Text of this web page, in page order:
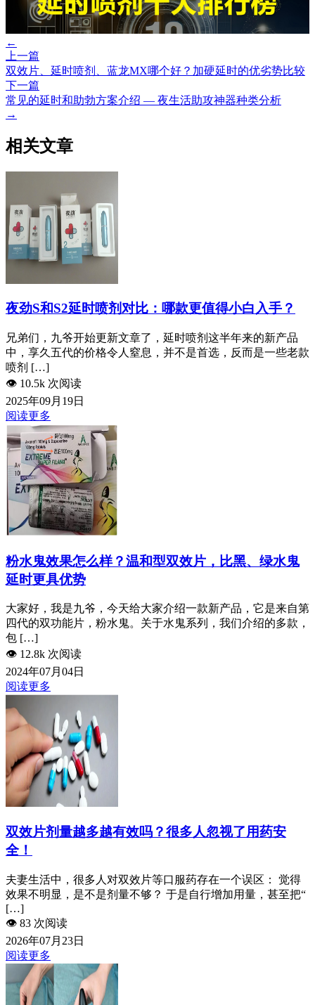
←
上一篇
双效片、延时喷剂、蓝龙MX哪个好？加硬延时的优劣势比较
下一篇
常见的延时和助勃方案介绍 — 夜生活助攻神器种类分析
→
相关文章
夜劲S和S2延时喷剂对比：哪款更值得小白入手？
兄弟们，九爷开始更新文章了，延时喷剂这半年来的新产品
中，享久五代的价格令人窒息，并不是首选，反而是一些老款
喷剂 […]
👁️ 10.5k 次阅读
2025年09月19日
阅读更多
粉水鬼效果怎么样？温和型双效片，比黑、绿水鬼
延时更具优势
大家好，我是九爷，今天给大家介绍一款新产品，它是来自第
四代的双功能片，粉水鬼。关于水鬼系列，我们介绍的多款，
包 […]
👁️ 12.8k 次阅读
2024年07月04日
阅读更多
双效片剂量越多越有效吗？很多人忽视了用药安
全！
夫妻生活中，很多人对双效片等口服药存在一个误区： 觉得
效果不明显，是不是剂量不够？ 于是自行增加用量，甚至把“
[…]
👁️ 83 次阅读
2026年07月23日
阅读更多